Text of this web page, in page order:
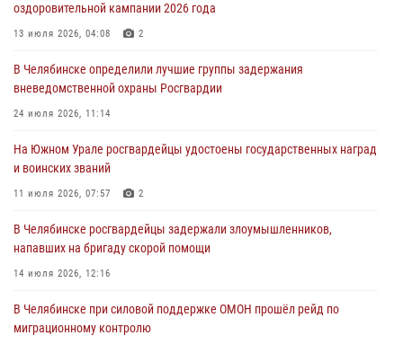
На Южном Урале сотрудники Росгвардии задержали
подозреваемого в совершении убийства
В Челябинской области росгвардейцами по горячим следам
задержан подозреваемый в грабеже
оздоровительной кампании 2026 года
13 июля 2026, 04:08 2
В Челябинске определили лучшие группы задержания
вневедомственной охраны Росгвардии
24 июля 2026, 11:14
На Южном Урале росгвардейцы удостоены государственных наград
и воинских званий
11 июля 2026, 07:57 2
В Челябинске росгвардейцы задержали злоумышленников,
напавших на бригаду скорой помощи
14 июля 2026, 12:16
В Челябинске при силовой поддержке ОМОН прошёл рейд по
миграционному контролю